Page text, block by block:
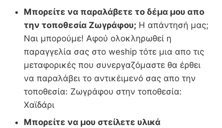
Μπορείτε να παραλάβετε το δέμα μου απο
την τοποθεσία Ζωγράφου; Η απάντησή μας;
Ναι μπορούμε! Αφού ολοκληρωθεί η
παραγγελία σας στο weship τότε μια απο τις
μεταφορικές που συνεργαζόμαστε θα έρθει
να παραλάβει το αντικέιμενό σας απο την
τοποθεσία: Ζωγράφου στην τοποθεσία:
Χαϊδάρι
Μπορείτε να μου στείλετε υλικά